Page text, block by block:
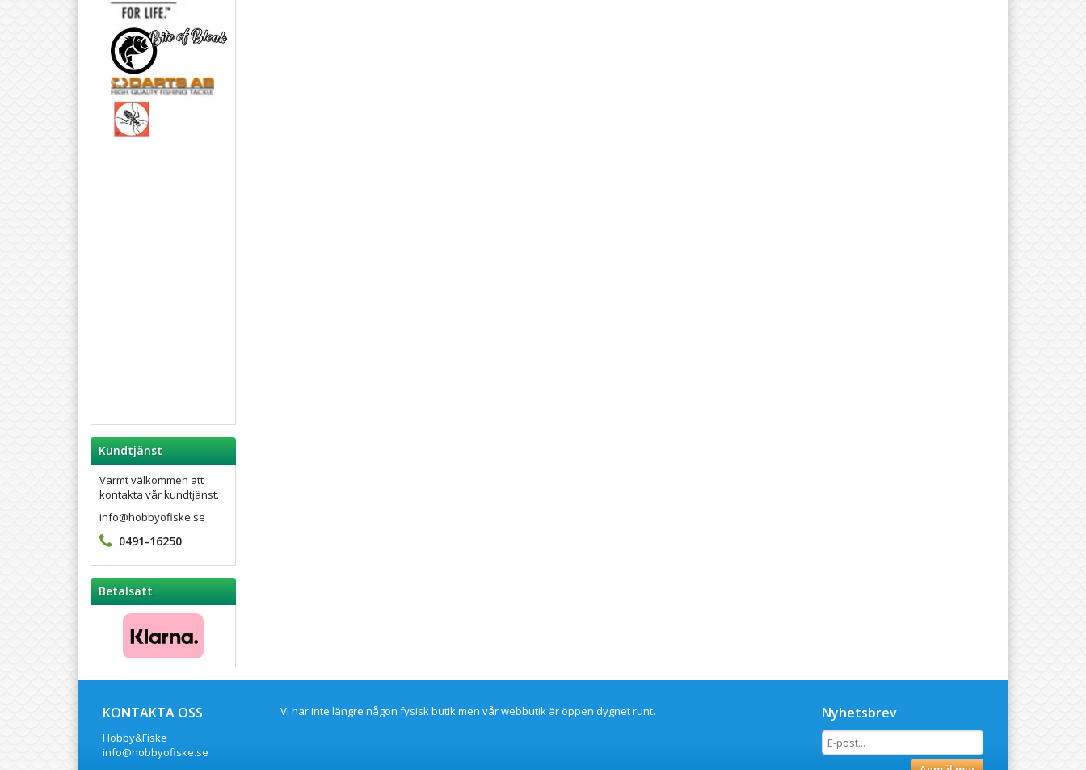
Kundtjänst
Varmt välkommen att
kontakta vår kundtjänst.
info@hobbyofiske.se
0491-16250
Betalsätt
KONTAKTA OSS
Hobby&Fiske
info@hobbyofiske.se
Nyhetsbrev
Vi har inte längre någon fysisk butik men vår webbutik är öppen dygnet runt.